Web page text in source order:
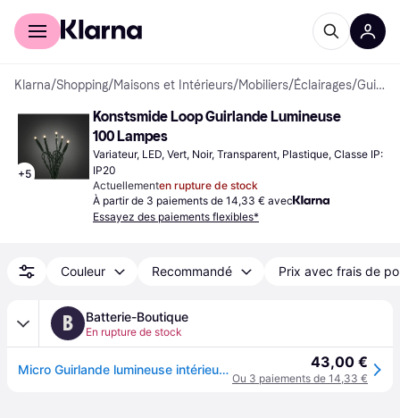
Acheter avec Klarna
Klarna/Shopping/Maisons et Intérieurs/Mobiliers/Éclairages/ Guirlandes Lumineuses
+5
Konstsmide Loop Guirlande Lumineuse
100 Lampes
Variateur, LED, Vert, Noir, Transparent, Plastique, Classe IP:
IP20
Actuellementen rupture de stock
À partir de 3 paiements de 14,33 € avec
Essayez des paiements flexibles*
Couleur Recommandé Prix avec frais de
B Batterie-Boutique
En rupture de stock
Micro Guirlande lumineuse intérieure LED 100 LED colorées 6354-520 43,00 €
Ou 3 paiements de 14,33 €